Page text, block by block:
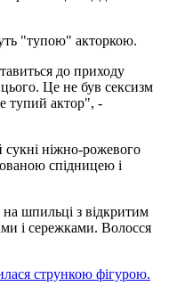
"тупою" акторкою.
до приходу
Це не був сексизм
тупий актор", -
сукні ніжно-рожевого
спідницею і
шпильці з відкритим
і сережками. Волосся
стрункою фігурою.